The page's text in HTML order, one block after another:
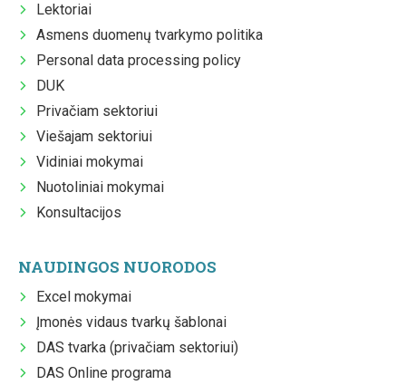
Lektoriai
Asmens duomenų tvarkymo politika
Personal data processing policy
DUK
Privačiam sektoriui
Viešajam sektoriui
Vidiniai mokymai
Nuotoliniai mokymai
Konsultacijos
NAUDINGOS NUORODOS
Excel mokymai
Įmonės vidaus tvarkų šablonai
DAS tvarka (privačiam sektoriui)
DAS Online programa